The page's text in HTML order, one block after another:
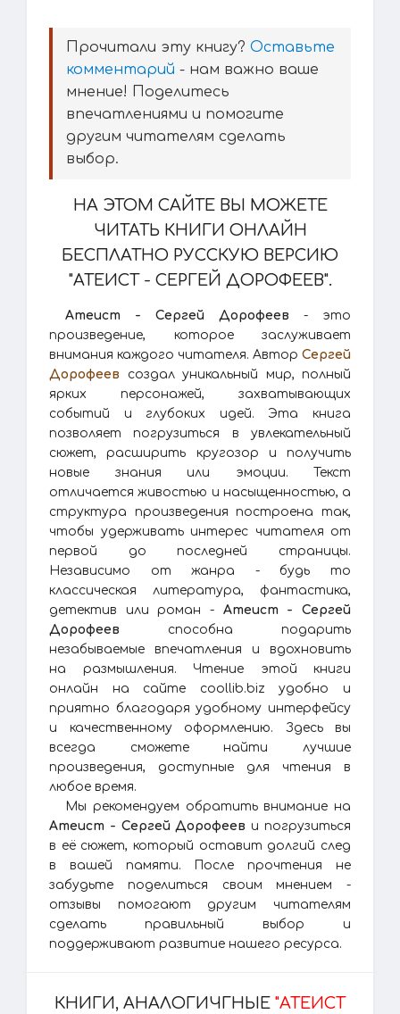
Прочитали эту книгу? Оставьте
комментарий - нам важно ваше
мнение! Поделитесь
впечатлениями и помогите
другим читателям сделать
выбор.
НА ЭТОМ САЙТЕ ВЫ МОЖЕТЕ
ЧИТАТЬ КНИГИ ОНЛАЙН
БЕСПЛАТНО РУССКУЮ ВЕРСИЮ
"АТЕИСТ - СЕРГЕЙ ДОРОФЕЕВ".
Атеист - Сергей Дорофеев - это
произведение, которое заслуживает
внимания каждого читателя. Автор Сергей
Дорофеев создал уникальный мир, полный
ярких персонажей, захватывающих
событий и глубоких идей. Эта книга
позволяет погрузиться в увлекательный
сюжет, расширить кругозор и получить
новые знания или эмоции. Текст
отличается живостью и насыщенностью, а
структура произведения построена так,
чтобы удерживать интерес читателя от
первой до последней страницы.
Независимо от жанра - будь то
классическая литература, фантастика,
детектив или роман - Атеист - Сергей
Дорофеев способна подарить
незабываемые впечатления и вдохновить
на размышления. Чтение этой книги
онлайн на сайте coollib.biz удобно и
приятно благодаря удобному интерфейсу
и качественному оформлению. Здесь вы
всегда сможете найти лучшие
произведения, доступные для чтения в
любое время.
Мы рекомендуем обратить внимание на
Атеист - Сергей Дорофеев и погрузиться
в её сюжет, который оставит долгий след
в вашей памяти. После прочтения не
забудьте поделиться своим мнением -
отзывы помогают другим читателям
сделать правильный выбор и
поддерживают развитие нашего ресурса.
КНИГИ, АНАЛОГИЧГНЫЕ "АТЕИСТ